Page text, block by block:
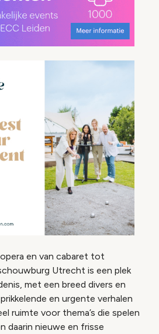
en van cabaret tot
Utrecht is een plek
met een breed divers en
en urgente verhalen
ruimte voor thema’s die spelen
daarin nieuwe en frisse